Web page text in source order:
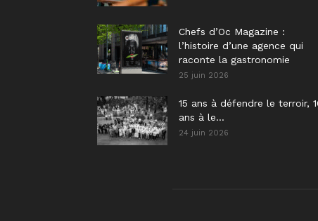
Chefs d’Oc Magazine :
l’histoire d’une agence qui
raconte la gastronomie
25 juin 2026
15 ans à défendre le terroir,
ans à le...
24 juin 2026